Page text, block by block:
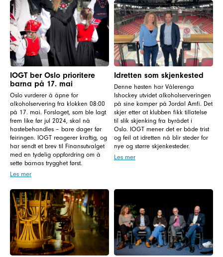
IOGT ber Oslo prioritere
barna på 17. mai
Oslo vurderer å åpne for
alkoholservering fra klokken 08:00
på 17. mai. Forslaget, som ble lagt
frem like før jul 2024, skal nå
hastebehandles – bare dager før
feiringen. IOGT reagerer kraftig, og
har sendt et brev til Finansutvalget
med en tydelig oppfordring om å
sette barnas trygghet først.
Les mer
Idretten som skjenkested
Denne høsten har Vålerenga
Ishockey utvidet alkoholserveringen
på sine kamper på Jordal Amfi. Det
skjer etter at klubben fikk tillatelse
til slik skjenking fra byrådet i
Oslo. IOGT mener det er både trist
og feil at idretten nå blir steder for
nye og større skjenkesteder.
Les mer